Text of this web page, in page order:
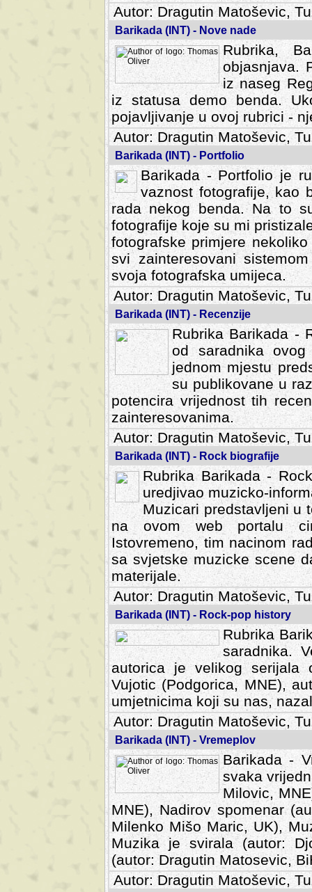
Autor: Dragutin Matoševic,
Barikada (INT) - Nove nade
Rubrika,
objasnjava.
iz naseg
iz statusa demo benda.
pojavljivanje u ovoj rubrici -
Autor: Dragutin Matoševic,
Barikada (INT) - Portfolio
Barikada - Portfolio je
vaznost fotografije, kao
rada nekog benda. Na to
fotografije koje su mi
fotografske primjere
svi zainteresovani
svoja fotografska umijeca.
Autor: Dragutin Matoševic,
Barikada (INT) - Recenzije
Rubrika Barikada -
od saradnika
jednom mjestu
su publikovane u
potencira vrijednost tih
zainteresovanima.
Autor: Dragutin Matoševic,
Barikada (INT) - Rock biografije
Rubrika Barikada -
uredjivao muzicko-
Muzicari predstavljeni u
na ovom web portalu
Istovremeno, tim nacinom
sa svjetske muzicke scene
materijale.
Autor: Dragutin Matoševic,
Barikada (INT) - Rock-pop history
Rubrika
saradnika.
autorica je velikog serijala
Vujotic (Podgorica, MNE),
umjetnicima koji su nas,
Autor: Dragutin Matoševic,
Barikada (INT) - Vremeplov
Barikada -
svaka
Milovic,
MNE), Nadirov spomenar
Milenko Mišo Maric, UK),
Muzika je svirala (autor:
(autor: Dragutin Matosevic,
Autor: Dragutin Matoševic,